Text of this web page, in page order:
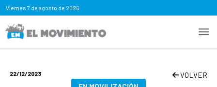
Viernes 7 de agosto de 2026
22/12/2023 VOLVER